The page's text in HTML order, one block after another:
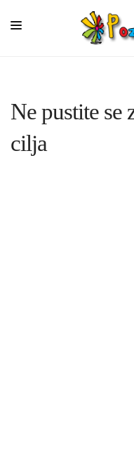
SKUPINE
MISLI
Ne pustite se
cilja